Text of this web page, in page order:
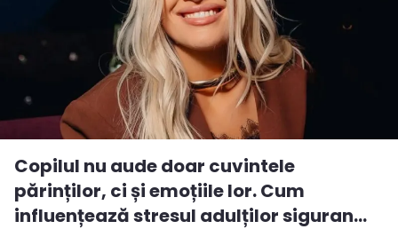
Copilul nu aude doar cuvintele
părinților, ci și emoțiile lor. Cum
influențează stresul adulților siguran...